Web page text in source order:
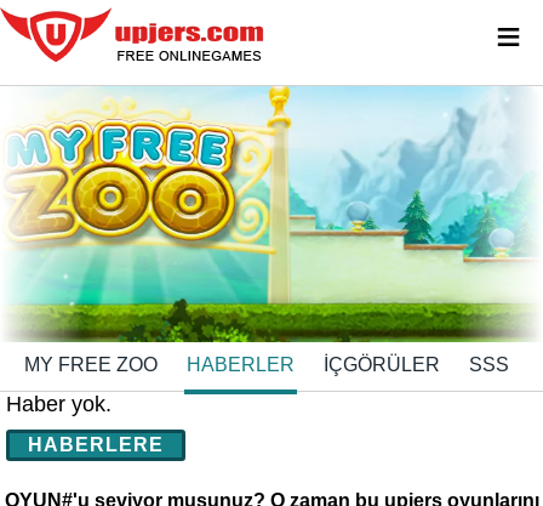
MY FREE ZOO HABERLER İÇGÖRÜLER SSS
Haber yok.
HABERLERE
OYUN#'u seviyor musunuz? O zaman bu upjers oyunlarını
≡